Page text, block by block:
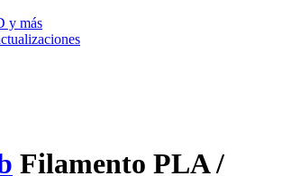
y más
Filamento PLA /